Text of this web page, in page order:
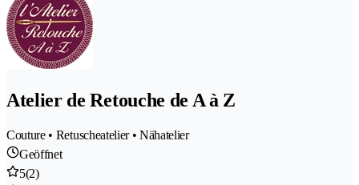
Atelier de Retouche de A à Z
Couture • Retuscheatelier • Nähatelier
Geöffnet
5(2)